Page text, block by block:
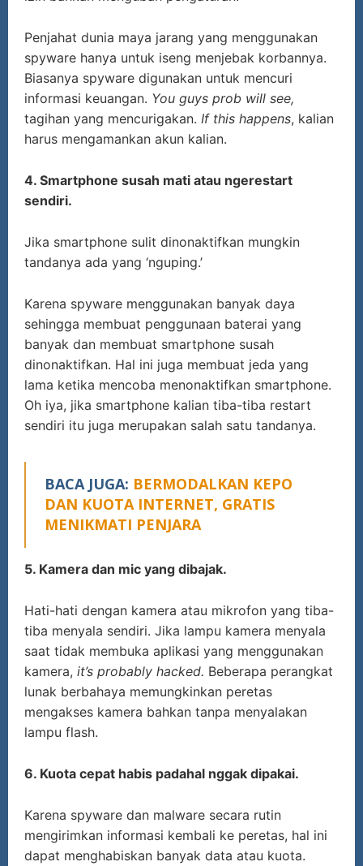
Penjahat dunia maya jarang yang menggunakan
spyware hanya untuk iseng menjebak korbannya.
Biasanya spyware digunakan untuk mencuri
informasi keuangan. You guys prob will see,
tagihan yang mencurigakan. If this happens, kalian
harus mengamankan akun kalian.
4. Smartphone susah mati atau ngerestart
sendiri.
Jika smartphone sulit dinonaktifkan mungkin
tandanya ada yang ‘nguping.’
Karena spyware menggunakan banyak daya
sehingga membuat penggunaan baterai yang
banyak dan membuat smartphone susah
dinonaktifkan. Hal ini juga membuat jeda yang
lama ketika mencoba menonaktifkan smartphone.
Oh iya, jika smartphone kalian tiba-tiba restart
sendiri itu juga merupakan salah satu tandanya.
BACA JUGA: BERMODALKAN KEPO
DAN KUOTA INTERNET, GRATIS
MENIKMATI PENJARA
5. Kamera dan mic yang dibajak.
Hati-hati dengan kamera atau mikrofon yang tiba-
tiba menyala sendiri. Jika lampu kamera menyala
saat tidak membuka aplikasi yang menggunakan
kamera, it’s probably hacked. Beberapa perangkat
lunak berbahaya memungkinkan peretas
mengakses kamera bahkan tanpa menyalakan
lampu flash.
6. Kuota cepat habis padahal nggak dipakai.
Karena spyware dan malware secara rutin
mengirimkan informasi kembali ke peretas, hal ini
dapat menghabiskan banyak data atau kuota.